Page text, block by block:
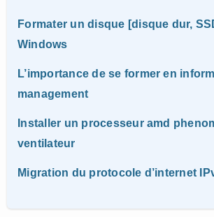
Formater un disque [disque dur,
Windows
L’importance de se former en
management
Installer un processeur amd
ventilateur
Migration du protocole d’internet